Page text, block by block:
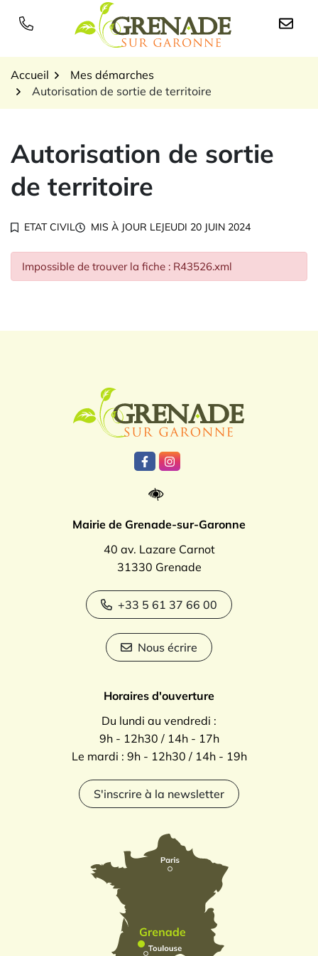
Logo Grenade sur
Accueil
Mes démarches
Autorisation de sortie de territoire
Autorisation de sortie
de territoire
ETAT CIVIL MIS À JOUR LEJEUDI 20 JUIN 2024
Impossible de trouver la fiche : R43526.xml
Lien vers le compte Facebook
Lien vers le compte
Mairie de Grenade-sur-Garonne
40 av. Lazare Carnot
31330 Grenade
+33 5 61 37 66 00
Nous écrire
Horaires d'ouverture
Du lundi au vendredi :
9h - 12h30 / 14h - 17h
Le mardi : 9h - 12h30 / 14h - 19h
S'inscrire à la newsletter